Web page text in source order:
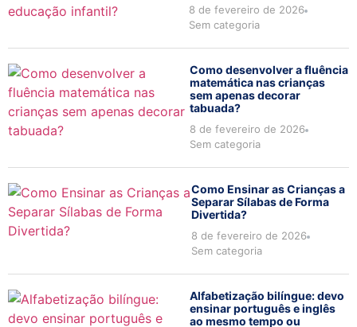
8 de fevereiro de 2026
Sem categoria
Como desenvolver a fluência
matemática nas crianças
sem apenas decorar
tabuada?
8 de fevereiro de 2026
Sem categoria
Como Ensinar as Crianças a
Separar Sílabas de Forma
Divertida?
8 de fevereiro de 2026
Sem categoria
Alfabetização bilíngue: devo
ensinar português e inglês
ao mesmo tempo ou